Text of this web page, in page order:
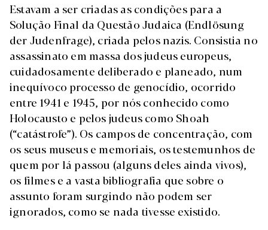
Estavam a ser criadas as condições para a
Solução Final da Questão Judaica (Endlösung
der Judenfrage), criada pelos nazis. Consistia no
assassinato em massa dos judeus europeus,
cuidadosamente deliberado e planeado, num
inequívoco processo de genocídio, ocorrido
entre 1941 e 1945, por nós conhecido como
Holocausto e pelos judeus como Shoah
(“catástrofe”). Os campos de concentração, com
os seus museus e memoriais, os testemunhos de
quem por lá passou (alguns deles ainda vivos),
os filmes e a vasta bibliografia que sobre o
assunto foram surgindo não podem ser
ignorados, como se nada tivesse existido.